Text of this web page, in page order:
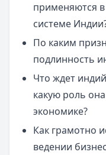
применяются
системе
По каким
подлинность
Что ждет
какую роль
экономике?
Как грамотно
ведении